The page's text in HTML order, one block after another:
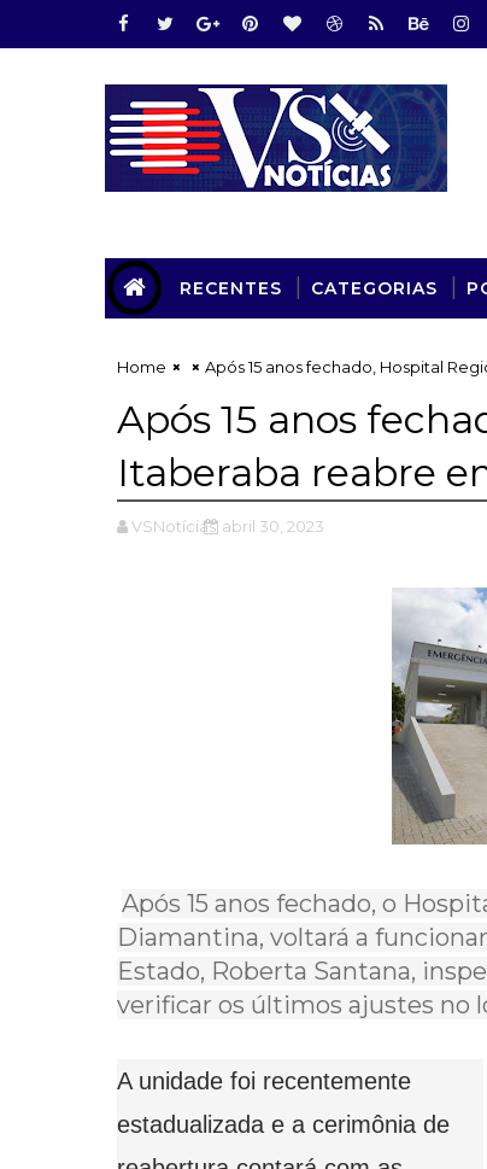
RECENTES CATEGORIAS
Home Após 15 anos fechado, Hospital
Após 15 anos
Itaberaba reabre
VSNotícias abril 30, 2023
Após 15 anos fechado, o
Diamantina, voltará a
Estado, Roberta Santana,
verificar os últimos ajustes no
A unidade foi recentemente
estadualizada e a cerimônia de